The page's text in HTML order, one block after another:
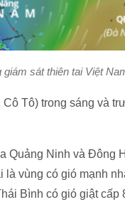
sát thiên tai Việt
Tô) trong sáng và
Quảng Ninh và Đông
vùng có gió mạnh
Bình có gió giật cấp